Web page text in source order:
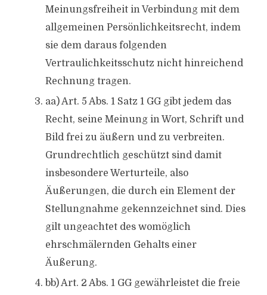
Meinungsfreiheit in Verbindung mit dem
allgemeinen Persönlichkeitsrecht, indem
sie dem daraus folgenden
Vertraulichkeitsschutz nicht hinreichend
Rechnung tragen.
aa) Art. 5 Abs. 1 Satz 1 GG gibt jedem das
Recht, seine Meinung in Wort, Schrift und
Bild frei zu äußern und zu verbreiten.
Grundrechtlich geschützt sind damit
insbesondere Werturteile, also
Äußerungen, die durch ein Element der
Stellungnahme gekennzeichnet sind. Dies
gilt ungeachtet des womöglich
ehrschmälernden Gehalts einer
Äußerung.
bb) Art. 2 Abs. 1 GG gewährleistet die freie